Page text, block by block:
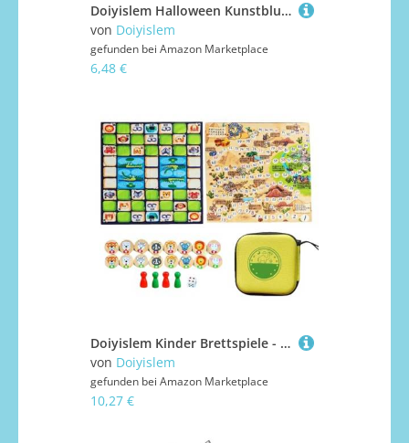
Doiyislem Halloween Kunstblut Set - Tropfendes Und Geronnenes Gelblut Set Mit Reinigungsseife | Grusel Kostümzubehör Für Zombie Vampir Rollenspiel Bühne Streich Fotos
von Doiyislem
gefunden bei Amazon Marketplace
6,48 €
Doiyislem Kinder Brettspiele - Strategische Brettspiele Für Kinder - Interaktives Lernspielzeug Für Schule Reisen Zuhause Flugzeug Auto Familienabende
von Doiyislem
gefunden bei Amazon Marketplace
10,27 €